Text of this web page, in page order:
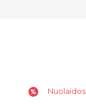
Nuolaidos